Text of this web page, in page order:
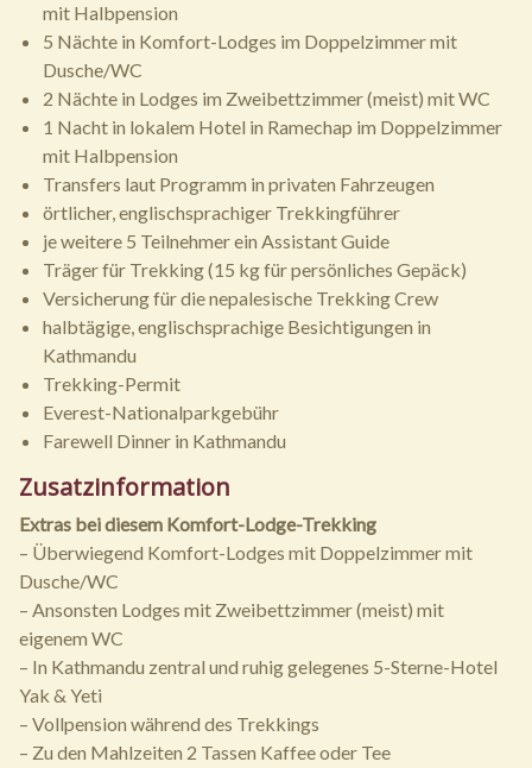
mit Halbpension
5 Nächte in Komfort-Lodges im Doppelzimmer mit
Dusche/WC
2 Nächte in Lodges im Zweibettzimmer (meist) mit WC
1 Nacht in lokalem Hotel in Ramechap im Doppelzimmer
mit Halbpension
Transfers laut Programm in privaten Fahrzeugen
örtlicher, englischsprachiger Trekkingführer
je weitere 5 Teilnehmer ein Assistant Guide
Träger für Trekking (15 kg für persönliches Gepäck)
Versicherung für die nepalesische Trekking Crew
halbtägige, englischsprachige Besichtigungen in
Kathmandu
Trekking-Permit
Everest-Nationalparkgebühr
Farewell Dinner in Kathmandu
Zusatzinformation
Extras bei diesem Komfort-Lodge-Trekking
– Überwiegend Komfort-Lodges mit Doppelzimmer mit
Dusche/WC
– Ansonsten Lodges mit Zweibettzimmer (meist) mit
eigenem WC
– In Kathmandu zentral und ruhig gelegenes 5-Sterne-Hotel
Yak & Yeti
– Vollpension während des Trekkings
– Zu den Mahlzeiten 2 Tassen Kaffee oder Tee